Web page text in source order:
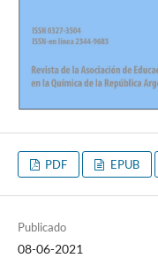
PDF EPUB
Publicado
08-06-2021